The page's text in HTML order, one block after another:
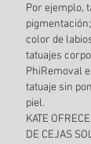
Por ejemplo,
color de
tatuajes
PhiRemoval
tatuaje sin
piel.
KATE
DE CEJAS